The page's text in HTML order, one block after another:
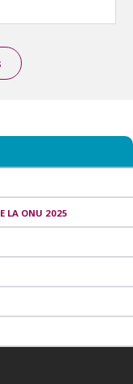
LA ONU 2025